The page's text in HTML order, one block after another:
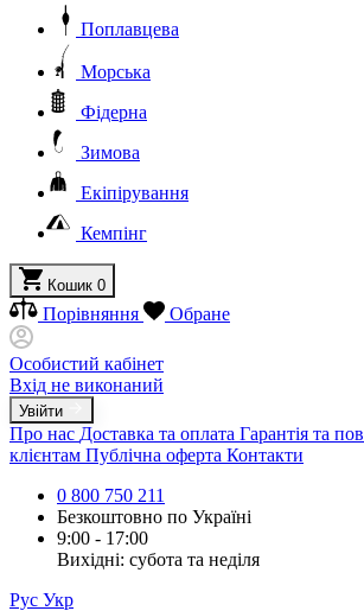
Поплавцева
Морська
Фідерна
Зимова
Екіпірування
Кемпінг
Кошик 0
Порівняння Обране
Особистий кабінет
Вхід не виконаний
Увійти
Про нас Доставка та оплата Гарантія та
клієнтам Публічна оферта Контакти
0 800 750 211
Безкоштовно по Україні
9:00 - 17:00
Вихідні: субота та неділя
Рус Укр